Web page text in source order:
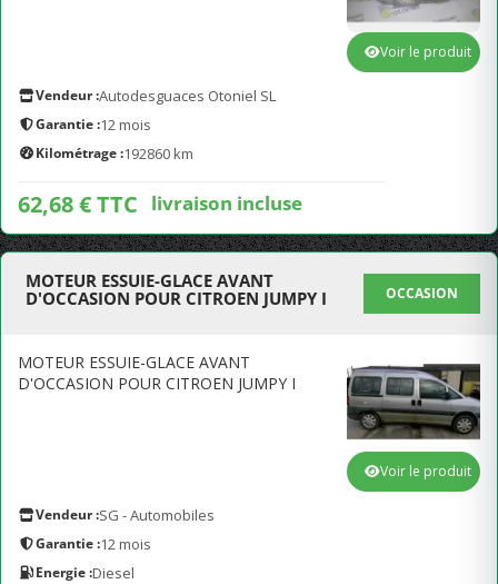
Vendeur :Autodesguaces Otoniel SL
Garantie :12 mois
Kilométrage :192860 km
62,68 € TTC livraison incluse
Voir le produit
MOTEUR ESSUIE-GLACE AVANT
D'OCCASION POUR CITROEN JUMPY I
OCCASION
MOTEUR ESSUIE-GLACE AVANT
D'OCCASION POUR CITROEN JUMPY I
Vendeur :SG - Automobiles
Garantie :12 mois
Energie :Diesel
Voir le produit